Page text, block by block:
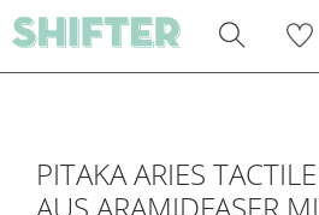
PITAKA ARIES